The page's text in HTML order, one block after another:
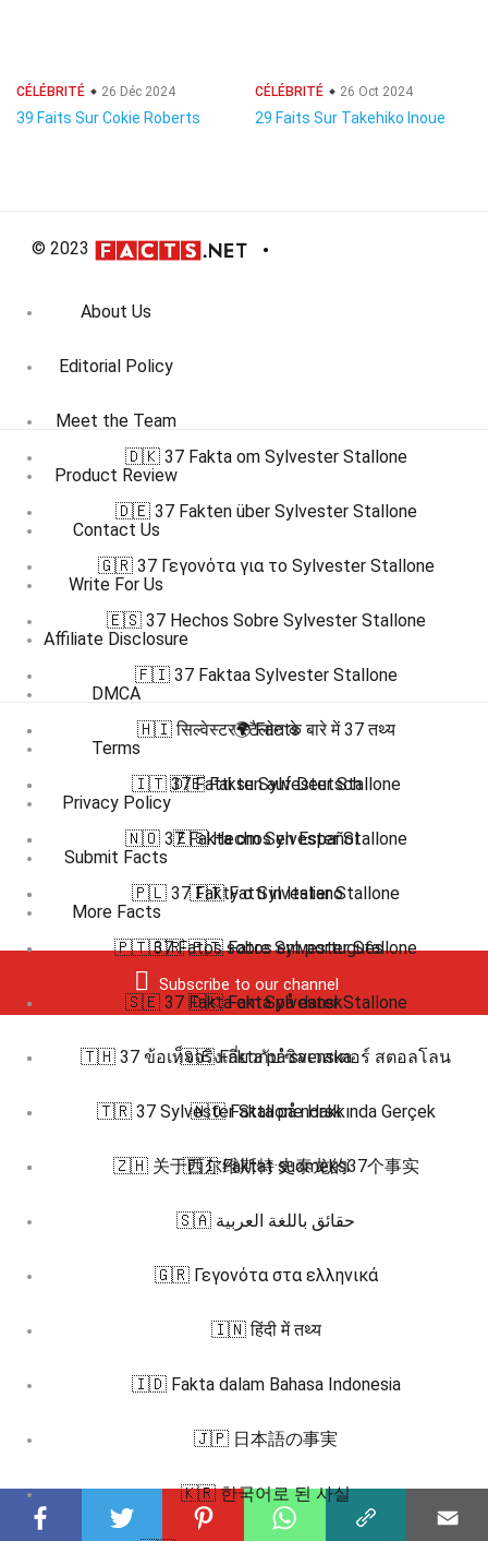
CÉLÉBRITÉ 26 Déc 2024
39 Faits Sur Cokie Roberts
CÉLÉBRITÉ 26 Oct 2024
29 Faits Sur Takehiko Inoue
© 2023
About Us
Editorial Policy
Meet the Team
Product Review
Contact Us
Write For Us
Affiliate Disclosure
DMCA
Terms
Privacy Policy
Submit Facts
More Facts
Subscribe to our channel
🇩🇰 37 Fakta om Sylvester Stallone
🇩🇪 37 Fakten über Sylvester Stallone
🇬🇷 37 Γεγονότα για το Sylvester Stallone
🇪🇸 37 Hechos Sobre Sylvester Stallone
🇫🇮 37 Faktaa Sylvester Stallone
🇭🇮 सिल्वेस्टर स्टैलोन के बारे में 37 तथ्य
🇮🇹 37 Fatti su Sylvester Stallone
🇳🇴 37 Fakta om Sylvester Stallone
🇵🇱 37 Fakty o Sylvester Stallone
🇵🇹 37 Fatos sobre Sylvester Stallone
🇸🇪 37 Fakta om Sylvester Stallone
🇹🇭 37 ข้อเท็จจริงเกี่ยวกับ ซิลเวสเตอร์ สตอลโลน
🇹🇷 37 Sylvester Stallone Hakkında Gerçek
🇿🇭 关于西尔维斯特·史泰龙的37个事实
🌍 Facts
🇩🇪 Fakten auf Deutsch
🇪🇸 Hechos en Español
🇮🇹 Fatti in Italiano
🇧🇷 🇵🇹 Fatos em português
🇩🇰 Fakta på dansk
🇸🇪 Fakta på svenska
🇳🇴 Fakta på norsk
🇫🇮 Faktat suomeksi
🇸🇦 حقائق باللغة العربية
🇬🇷 Γεγονότα στα ελληνικά
🇮🇳 हिंदी में तथ्य
🇮🇩 Fakta dalam Bahasa Indonesia
🇯🇵 日本語の事実
🇰🇷 한국어로 된 사실